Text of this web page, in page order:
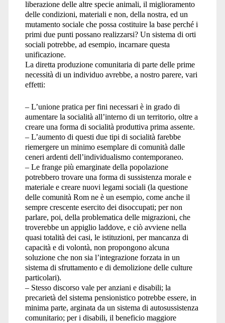
liberazione delle altre specie animali, il miglioramento
delle condizioni, materiali e non, della nostra, ed un
mutamento sociale che possa costituire la base perché i
primi due punti possano realizzarsi? Un sistema di orti
sociali potrebbe, ad esempio, incarnare questa
unificazione.
La diretta produzione comunitaria di parte delle prime
necessità di un individuo avrebbe, a nostro parere, vari
effetti:
– L’unione pratica per fini necessari è in grado di
aumentare la socialità all’interno di un territorio, oltre a
creare una forma di socialità produttiva prima assente.
– L’aumento di questi due tipi di socialità farebbe
riemergere un minimo esemplare di comunità dalle
ceneri ardenti dell’individualismo contemporaneo.
– Le frange più emarginate della popolazione
potrebbero trovare una forma di sussistenza morale e
materiale e creare nuovi legami sociali (la questione
delle comunità Rom ne è un esempio, come anche il
sempre crescente esercito dei disoccupati; per non
parlare, poi, della problematica delle migrazioni, che
troverebbe un appiglio laddove, e ciò avviene nella
quasi totalità dei casi, le istituzioni, per mancanza di
capacità e di volontà, non propongono alcuna
soluzione che non sia l’integrazione forzata in un
sistema di sfruttamento e di demolizione delle culture
particolari).
– Stesso discorso vale per anziani e disabili; la
precarietà del sistema pensionistico potrebbe essere, in
minima parte, arginata da un sistema di autosussistenza
comunitario; per i disabili, il beneficio maggiore